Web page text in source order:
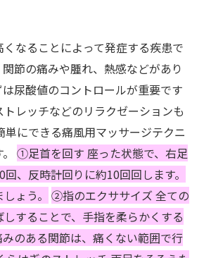
なることによって発症する疾患で
節の痛みや腫れ、熱感などがあり
尿酸値のコントロールが重要です
レッチなどのリラクゼーションも
単にできる痛風用マッサージテクニ
①足首を回す 座った状態で、右足
、反時計回りに約10回回します。
ょう。 ②指のエクササイズ 全ての
することで、手指を柔らかくする
のある関節は、痛くない範囲で行